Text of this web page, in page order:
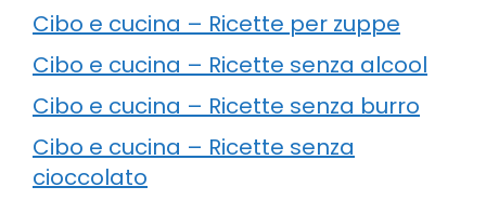
Cibo e cucina – Ricette per zuppe
Cibo e cucina – Ricette senza alcool
Cibo e cucina – Ricette senza burro
Cibo e cucina – Ricette senza
cioccolato